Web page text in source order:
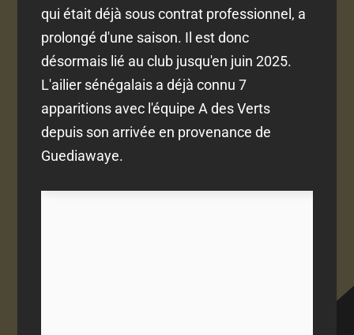
qui était déjà sous contrat professionnel, a
prolongé d'une saison. Il est donc
désormais lié au club jusqu'en juin 2025.
L'ailier sénégalais a déjà connu 7
apparitions avec l'équipe A des Verts
depuis son arrivée en provenance de
Guediawaye.